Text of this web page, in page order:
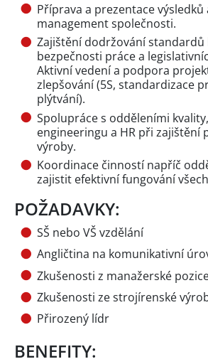
Příprava a prezentace
management společnosti.
Zajištění dodržování standardů
bezpečnosti práce a
Aktivní vedení a podpora
zlepšování (5S, standardizace
plýtvání).
Spolupráce s odděleními
engineeringu a HR při zajištění
výroby.
Koordinace činností napříč
zajistit efektivní fungování
POŽADAVKY:
SŠ nebo VŠ vzdělání
Angličtina na komunikativní
Zkušenosti z manažerské
Zkušenosti ze strojírenské
Přirozený lídr
BENEFITY: